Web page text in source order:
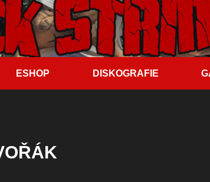
ESHOP DISKOGRAFIE